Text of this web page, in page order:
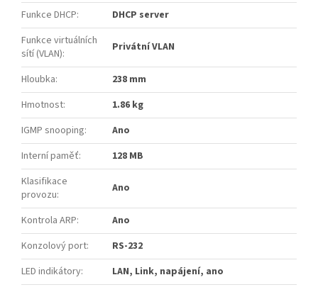
Funkce DHCP:
DHCP server
Funkce virtuálních
sítí (VLAN): Privátní VLAN
Hloubka:
238 mm
Hmotnost:
1.86 kg
IGMP snooping:
Ano
Interní paměť:
128 MB
Klasifikace
provozu: Ano
Kontrola ARP:
Ano
Konzolový port:
RS-232
LED indikátory:
LAN, Link, napájení, ano